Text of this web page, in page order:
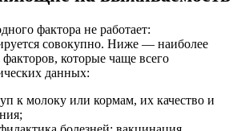
фактора не работает:
совокупно. Ниже — наиболее
которые чаще всего
данных:
к молоку или кормам, их качество и